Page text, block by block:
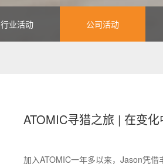
行业活动 公司活动
ATOMIC寻猎之旅 | 在变
加入ATOMIC一年多以来，Jason凭